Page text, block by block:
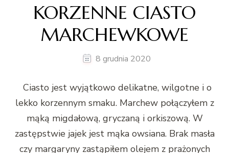
KORZENNE CIASTO
MARCHEWKOWE
8 grudnia 2020
Ciasto jest wyjątkowo delikatne, wilgotne i o
lekko korzennym smaku. Marchew połączyłem z
mąką migdałową, gryczaną i orkiszową. W
zastępstwie jajek jest mąka owsiana. Brak masła
czy margaryny zastąpiłem olejem z prażonych